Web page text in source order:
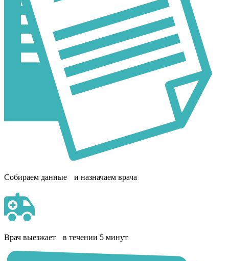
Собираем данные и назначаем врача
Врач выезжает в течении 5 минут